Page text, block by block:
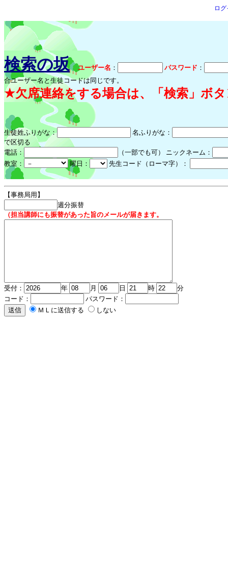
ロ
検索の坂 ユーザー名 ： パスワード ：
合ユーザー名と生徒コードは同じです。
★欠席連絡をする場合は、「検索」ボ
生徒姓ふりがな：
名ふりがな：
で区切る
電話：
（一部でも可） ニックネーム：
教室：
曜日： 先生コード（ローマ字）：
【事務局用】
週分振替
（担当講師にも振替があった旨のメールが届きます。
受付： 年 月 日 時
分
コード：
パスワード：
ＭＬに送信する
しない